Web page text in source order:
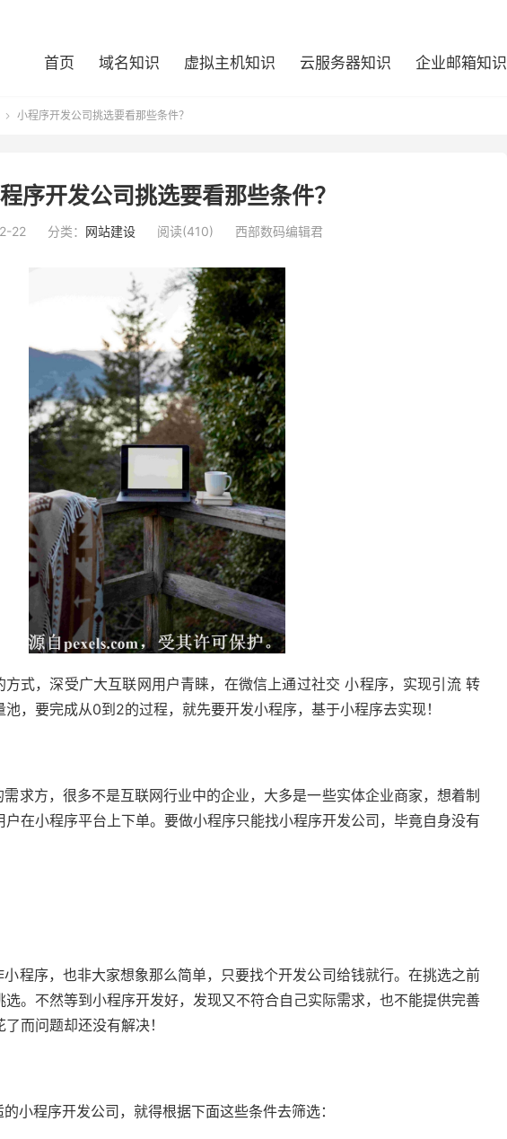
首页 域名知识 虚拟主机知识 云服务器知识 企业邮箱知识
 小程序开发公司挑选要看那些条件？
序开发公司挑选要看那些条件？
22 分类： 网站建设 阅读(410) 西部数码编辑君
方式，深受广大互联网用户青睐，在微信上通过社交 小程序，实现引流 转
，要完成从0到2的过程，就先要开发小程序，基于小程序去实现！
求方，很多不是互联网行业中的企业，大多是一些实体企业商家，想着制
在小程序平台上下单。要做小程序只能找小程序开发公司，毕竟自身没有
程序，也非大家想象那么简单，只要找个开发公司给钱就行。在挑选之前
。不然等到小程序开发好，发现又不符合自己实际需求，也不能提供完善
而问题却还没有解决！
小程序开发公司，就得根据下面这些条件去筛选：